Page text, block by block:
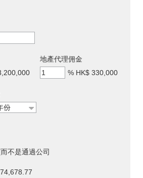
地產代理佣金
% HK$ 330,000
不是通過公司